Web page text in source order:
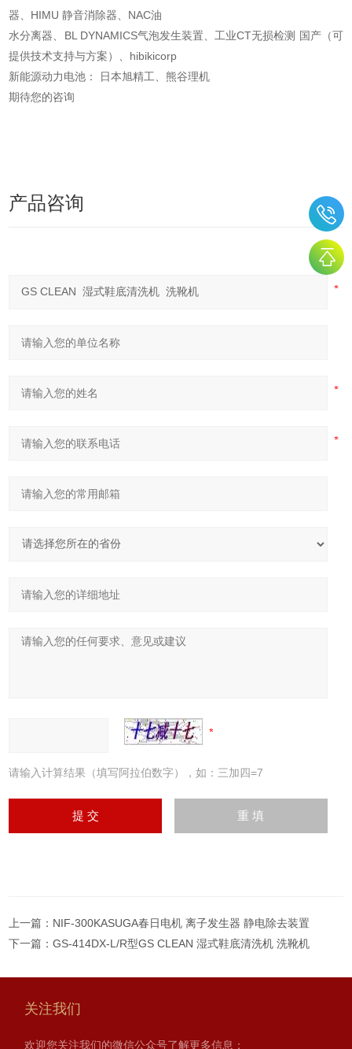
器、HIMU 静音消除器、NAC油
水分离器、BL DYNAMICS气泡发生装置、工业CT无损检测 国产（可
提供技术支持与方案）、 hibikicorp
新能源动力电池： 日本旭精工、熊谷理机
期待您的咨询
产品咨询
请输入计算结果（填写阿拉伯数字），如：三加四=7
上一篇： NIF-300KASUGA春日电机 离子发生器 静电除去装置
下一篇：GS-414DX-L/R型GS CLEAN 湿式鞋底清洗机 洗靴机
关注我们
欢迎您关注我们的微信公众号了解更多信息：